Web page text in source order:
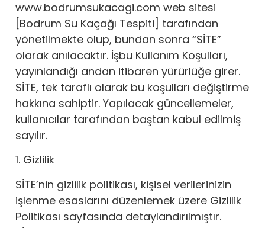
www.bodrumsukacagi.com web sitesi
[Bodrum Su Kaçağı Tespiti] tarafından
yönetilmekte olup, bundan sonra “SİTE”
olarak anılacaktır. İşbu Kullanım Koşulları,
yayınlandığı andan itibaren yürürlüğe girer.
SİTE, tek taraflı olarak bu koşulları değiştirme
hakkına sahiptir. Yapılacak güncellemeler,
kullanıcılar tarafından baştan kabul edilmiş
sayılır.
1. Gizlilik
SİTE’nin gizlilik politikası, kişisel verilerinizin
işlenme esaslarını düzenlemek üzere Gizlilik
Politikası sayfasında detaylandırılmıştır.